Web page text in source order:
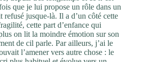
que je lui propose un rôle dans un
refusé jusque-là. Il a d’un côté cette
cette part d’enfance qui
on lit la moindre émotion sur son
de cil parle. Par ailleurs, j’ai le
l’amener vers autre chose : le